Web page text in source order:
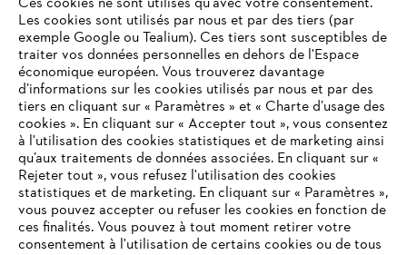
Questions / Réponses
Service
VOTRE NAVIGATEUR INTERNET
N'EST PLUS PRIS EN CHARGE
Les cookies sont utilisés par nous et par des tiers (par
exemple Google ou Tealium). Ces tiers sont susceptibles de
traiter vos données personnelles en dehors de l'Espace
économique européen. Vous trouverez davantage
d’informations sur les cookies utilisés par nous et par des
tiers en cliquant sur « Paramètres » et « Charte d’usage des
cookies ». En cliquant sur « Accepter tout », vous consentez
à l'utilisation des cookies statistiques et de marketing ainsi
qu’aux traitements de données associées. En cliquant sur «
Rejeter tout », vous refusez l'utilisation des cookies
statistiques et de marketing. En cliquant sur « Paramètres »,
vous pouvez accepter ou refuser les cookies en fonction de
ces finalités. Vous pouvez à tout moment retirer votre
consentement à l'utilisation de certains cookies ou de tous